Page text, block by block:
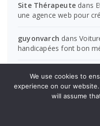
Site Thérapeute dans
une agence web pour
guyonvarch dans
handicapées font bon
Ward
Et pourquoi
web pour créer votre
Et
agence web pour créer
We use cookies to
experience on our
will assume